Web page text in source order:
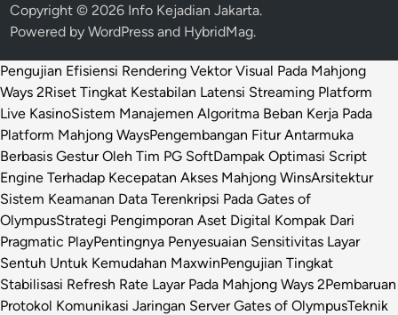
Copyright © 2026 Info Kejadian Jakarta.
Powered byWordPress and HybridMag.
Pengujian Efisiensi Rendering Vektor Visual Pada Mahjong
Ways 2Riset Tingkat Kestabilan Latensi Streaming Platform
Live KasinoSistem Manajemen Algoritma Beban Kerja Pada
Platform Mahjong WaysPengembangan Fitur Antarmuka
Berbasis Gestur Oleh Tim PG SoftDampak Optimasi Script
Engine Terhadap Kecepatan Akses Mahjong WinsArsitektur
Sistem Keamanan Data Terenkripsi Pada Gates of
OlympusStrategi Pengimporan Aset Digital Kompak Dari
Pragmatic PlayPentingnya Penyesuaian Sensitivitas Layar
Sentuh Untuk Kemudahan MaxwinPengujian Tingkat
Stabilisasi Refresh Rate Layar Pada Mahjong Ways 2Pembaruan
Protokol Komunikasi Jaringan Server Gates of OlympusTeknik